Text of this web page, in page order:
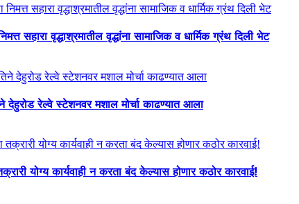
सहारा वृद्धाश्रमातील वृद्धांना सामाजिक व धार्मिक ग्रंथ दिली भेट
देहुरोड रेल्वे स्टेशनवर मशाल मोर्चा काढण्यात आला
योग्य कार्यवाही न करता बंद केल्यास होणार कठोर कारवाई!